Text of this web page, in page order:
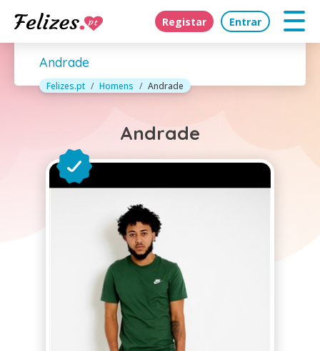
Registar Entrar
Andrade
Felizes.pt Homens Andrade
Andrade